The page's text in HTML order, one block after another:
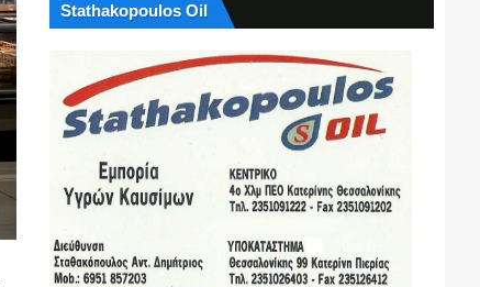
Stathakopoulos Oil